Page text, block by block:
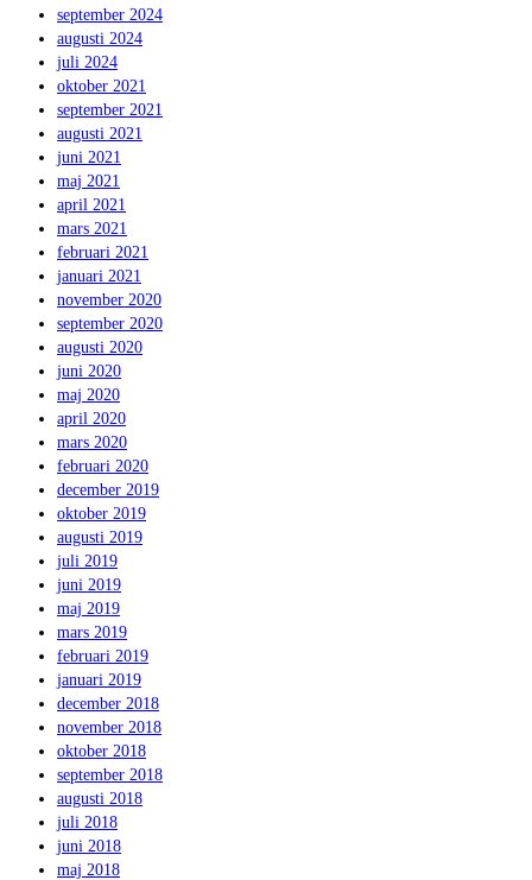
september 2024
augusti 2024
juli 2024
oktober 2021
september 2021
augusti 2021
juni 2021
maj 2021
april 2021
mars 2021
februari 2021
januari 2021
november 2020
september 2020
augusti 2020
juni 2020
maj 2020
april 2020
mars 2020
februari 2020
december 2019
oktober 2019
augusti 2019
juli 2019
juni 2019
maj 2019
mars 2019
februari 2019
januari 2019
december 2018
november 2018
oktober 2018
september 2018
augusti 2018
juli 2018
juni 2018
maj 2018